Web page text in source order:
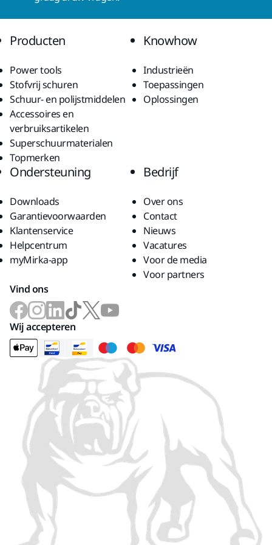
Producten
Power tools
Stofvrij schuren
Schuur- en polijstmiddelen
Accessoires en
verbruiksartikelen
Superschuurmaterialen
Topmerken
Knowhow
Industrieën
Toepassingen
Oplossingen
Ondersteuning
Downloads
Garantievoorwaarden
Klantenservice
Helpcentrum
myMirka-app
Bedrijf
Over ons
Contact
Nieuws
Vacatures
Voor de media
Voor partners
Vind ons
Wij accepteren